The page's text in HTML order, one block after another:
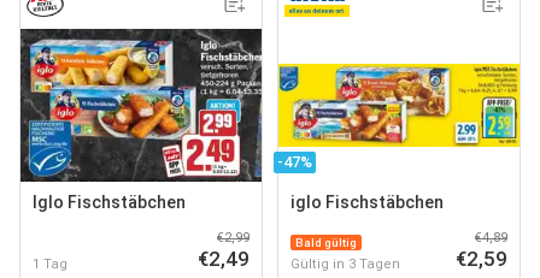
Iglo Fischstäbchen
1 Tag
€2,99
€2,49
-47%
iglo Fischstäbchen
Bald gültig
Gültig in 3 Tagen
€4,89
€2,59